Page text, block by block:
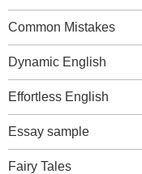
Common Mistakes
Dynamic English
Effortless English
Essay sample
Fairy Tales